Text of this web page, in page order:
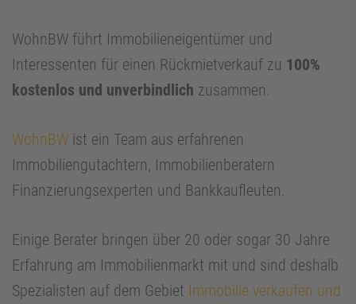
WohnBW führt Immobilieneigentümer und
Interessenten für einen Rückmietverkauf zu 100%
kostenlos und unverbindlich zusammen.
WohnBW ist ein Team aus erfahrenen
Immobiliengutachtern, Immobilienberatern
Finanzierungsexperten und Bankkaufleuten.
Einige Berater bringen über 20 oder sogar 30 Jahre
Erfahrung am Immobilienmarkt mit und sind deshalb
Spezialisten auf dem Gebiet Immobilie verkaufen und